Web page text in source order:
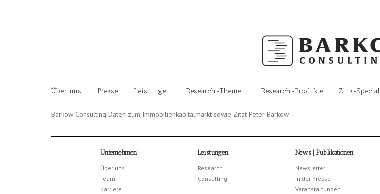
Über uns Presse Leistungen Research-Themen Research-Produkte Zins-Special
Barkow Consulting Daten zum Immobilienkapitalmarkt sowie Zitat Peter Barkow
Unternehmen
Über uns
Team
Karriere
Leistungen
Research
Consulting
News | Publikationen
Newsletter
In der Presse
Veranstaltungen